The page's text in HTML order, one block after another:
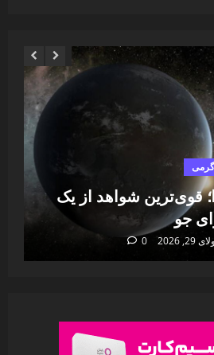
کشف LHS 1140b؛ قوی‌ترین شواهد از یک
جو
29, 2026
0